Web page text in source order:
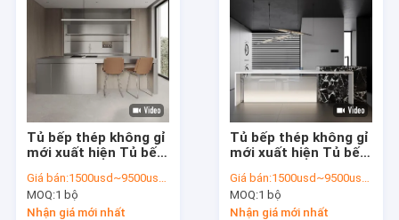
Tủ bếp thép không gỉ
mới xuất hiện Tủ bếp
bếp thép không gỉ
mô-đun
Giá bán:1500usd~9500usd/customized according to material&dimension
MOQ:1 bộ
Nhận giá mới nhất
Tủ bếp thép không gỉ
mới xuất hiện Tủ bếp
bếp thép không gỉ
mô-đun
Giá bán:1500usd~9500usd/customized according to material&dimension
MOQ:1 bộ
Nhận giá mới nhất